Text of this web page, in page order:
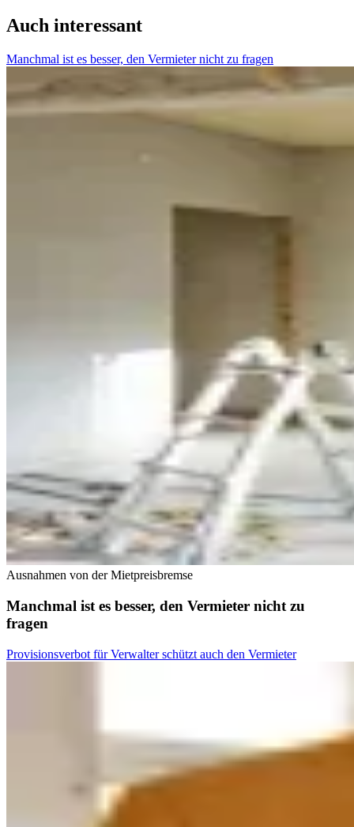
Auch interessant
Manchmal ist es besser, den Vermieter nicht zu fragen
Ausnahmen von der Mietpreisbremse
Manchmal ist es besser, den Vermieter nicht zu
fragen
Provisionsverbot für Verwalter schützt auch den Vermieter